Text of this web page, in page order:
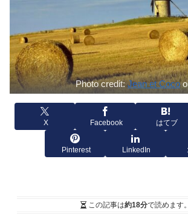
Photo credit:Jean et Coco
X Facebook はてブ
Pinterest LinkedIn
この記事は約18分で読めます。